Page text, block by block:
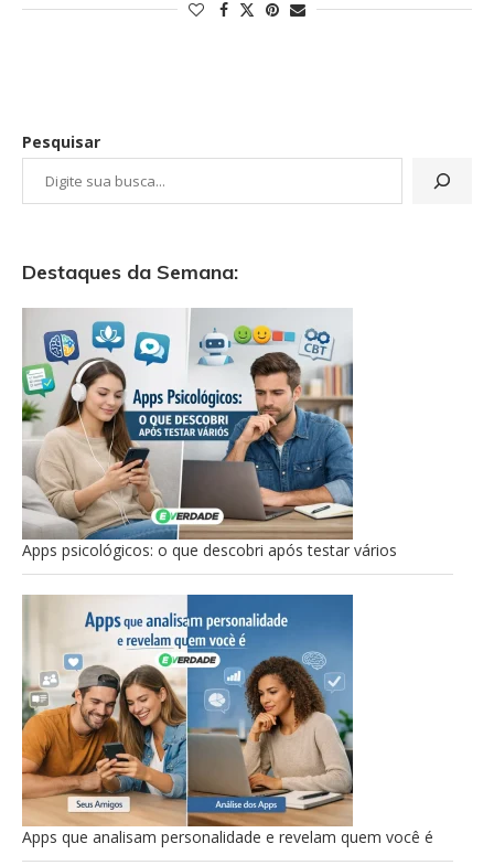
Pesquisar
Destaques da Semana:
Apps psicológicos: o que descobri após testar vários
Apps que analisam personalidade e revelam quem você é